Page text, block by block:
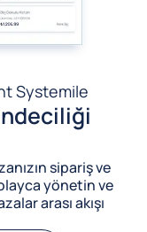
Systemile
sipariş ve
yönetin ve
arası akışı